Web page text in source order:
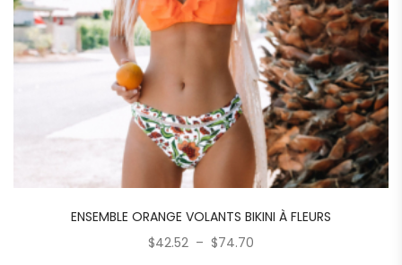
ENSEMBLE ORANGE VOLANTS BIKINI À FLEURS
$42.52 – $74.70